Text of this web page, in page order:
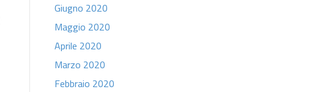
Giugno 2020
Maggio 2020
Aprile 2020
Marzo 2020
Febbraio 2020